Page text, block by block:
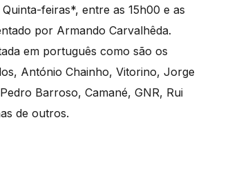
feiras*, entre as 15h00 e as
por Armando Carvalhêda.
em português como são os
António Chainho, Vitorino, Jorge
Barroso, Camané, GNR, Rui
de outros.